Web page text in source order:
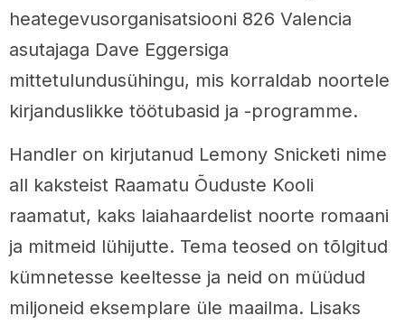
heategevusorganisatsiooni 826 Valencia
asutajaga Dave Eggersiga
mittetulundusühingu, mis korraldab noortele
kirjanduslikke töötubasid ja -programme.
Handler on kirjutanud Lemony Snicketi nime
all kaksteist Raamatu Õuduste Kooli
raamatut, kaks laiahaardelist noorte romaani
ja mitmeid lühijutte. Tema teosed on tõlgitud
kümnetesse keeltesse ja neid on müüdud
miljoneid eksemplare üle maailma. Lisaks